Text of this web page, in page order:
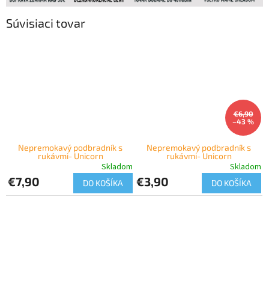
Súvisiaci tovar
Nepremokavý podbradník s
rukávmi- Unicorn
Skladom
€7,90 DO KOŠÍKA
€6,90
–43 %
Nepremokavý podbradník s
rukávmi- Unicorn
Skladom
€3,90 DO KOŠÍKA